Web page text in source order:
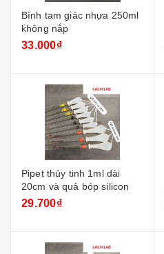
Bình tam giác nhựa 250ml
không nắp
33.000₫
Pipet thủy tinh 1ml dài
20cm và quả bóp silicon
29.700₫